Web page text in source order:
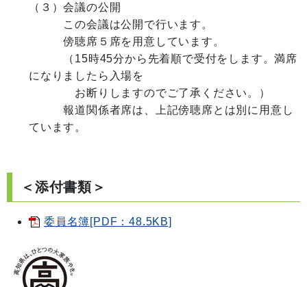
（３）会議の公開
この会議は公開で行います。
傍聴席５席を用意しています。
（15時45分から先着順で受付をします。満席
になりましたら入場を
お断りしますのでご了承ください。）
報道関係者席は、上記傍聴席とは別に用意し
ています。
＜添付書類＞
委員名簿[PDF：48.5KB]